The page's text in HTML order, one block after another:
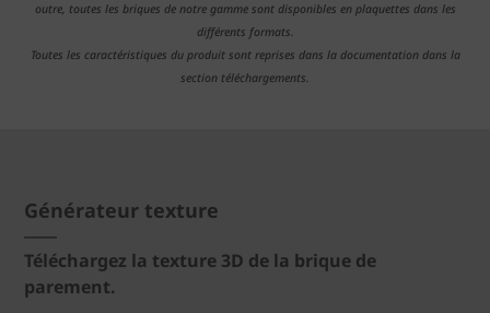
outre, toutes les briques de notre gamme sont disponibles en plaquettes dans les
différents formats.
Toutes les caractéristiques du produit sont reprises dans la documentation dans la
section téléchargements.
Générateur texture
Téléchargez la texture 3D de la brique de
parement.